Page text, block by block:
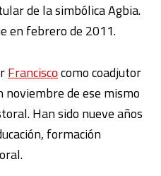
de la simbólica Agbia.
en febrero de 2011.
Franciscocomo coadjutor
noviembre de ese mismo
Han sido nueve años
formación